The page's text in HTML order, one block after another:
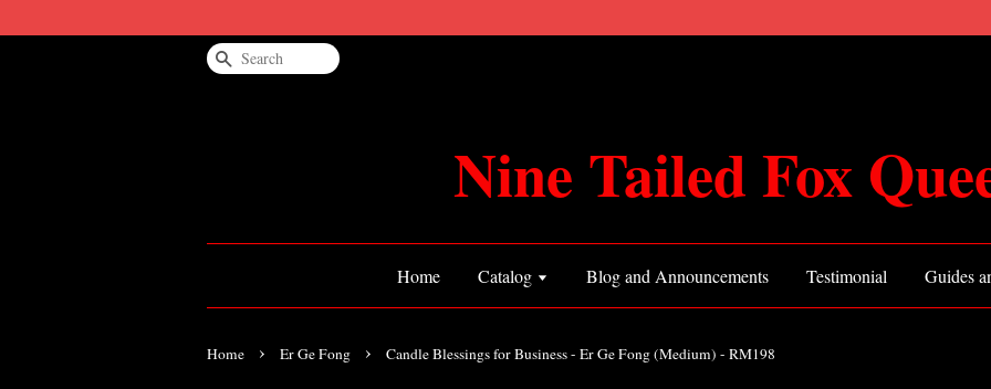
Search
Nine Tailed Fox
Home Catalog Blog and Announcements Testimonial Guides
Home › Er Ge Fong › Candle Blessings for Business - Er Ge Fong (Medium) - RM198